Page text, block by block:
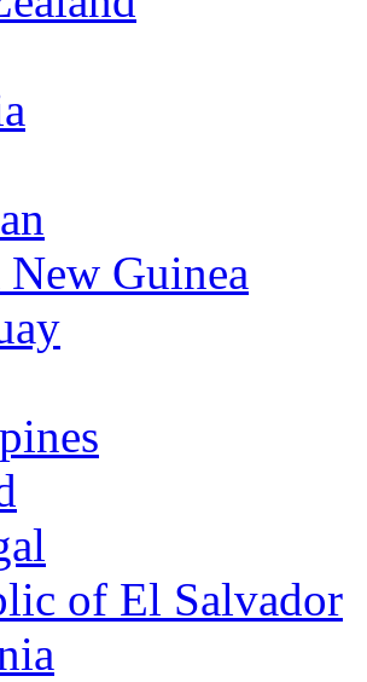
New Guinea
of El Salvador